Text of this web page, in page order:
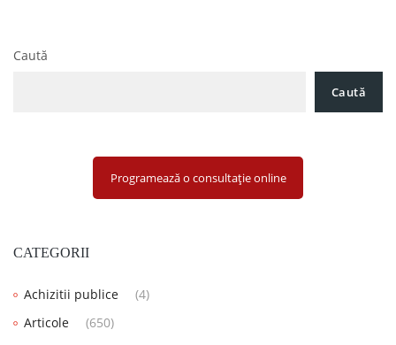
Caută
Caută
Programează o consultație online
CATEGORII
Achizitii publice
(4)
Articole
(650)